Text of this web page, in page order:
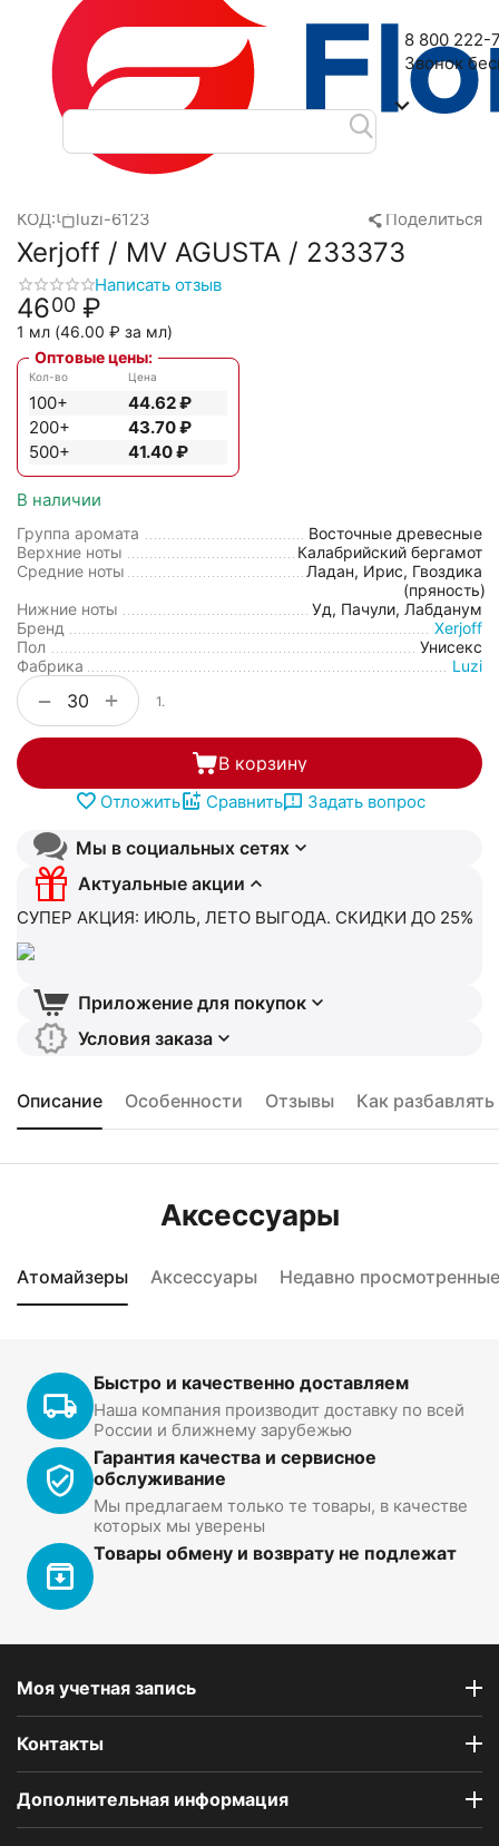
Наш адрес: 2-я Дубровская улица, 6
8 800 222-
Звонок
КОД: luzi-6123 Поделиться
Xerjoff / MV AGUSTA / 233373
Написать отзыв
4600 ₽
1 мл (46.00 ₽ за мл)
Оптовые цены:
Кол-во
100+
200+
500+
Цена
44.62₽
43.70₽
41.40₽
В наличии
Группа аромата
Восточные древесные
Верхние ноты
Калабрийский бергамот
Средние ноты
Ладан, Ирис, Гвоздика
(пряность)
Нижние ноты
Уд, Пачули, Лабданум
Бренд
Xerjoff
Пол
Унисекс
Фабрика
Luzi
+
− 1.
В корзину
Отложить Сравнить Задать вопрос
Мы в социальных сетях
Актуальные акции
СУПЕР АКЦИЯ: ИЮЛЬ, ЛЕТО ВЫГОДА. СКИДКИ ДО 25%
Приложение для покупок
Условия заказа
Описание Особенности Отзывы Как
Аксессуары
Атомайзеры Аксессуары Недавно просмотренные
Быстро и качественно доставляем
Наша компания производит доставку по всей
России и ближнему зарубежью
Гарантия качества и сервисное
обслуживание
Мы предлагаем только те товары, в качестве
которых мы уверены
Товары обмену и возврату не подлежат
Моя учетная запись
Контакты
Дополнительная информация